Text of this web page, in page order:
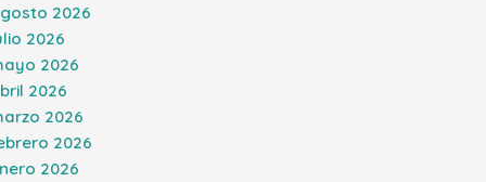
2026
2026
2026
2026
2026
2026
2026